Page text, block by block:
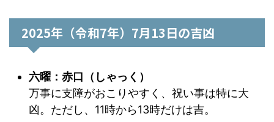
2025年（令和7年）7月13日の吉凶
六曜：赤口（しゃっく）
万事に支障がおこりやすく、祝い事は特に大
凶。ただし、11時から13時だけは吉。